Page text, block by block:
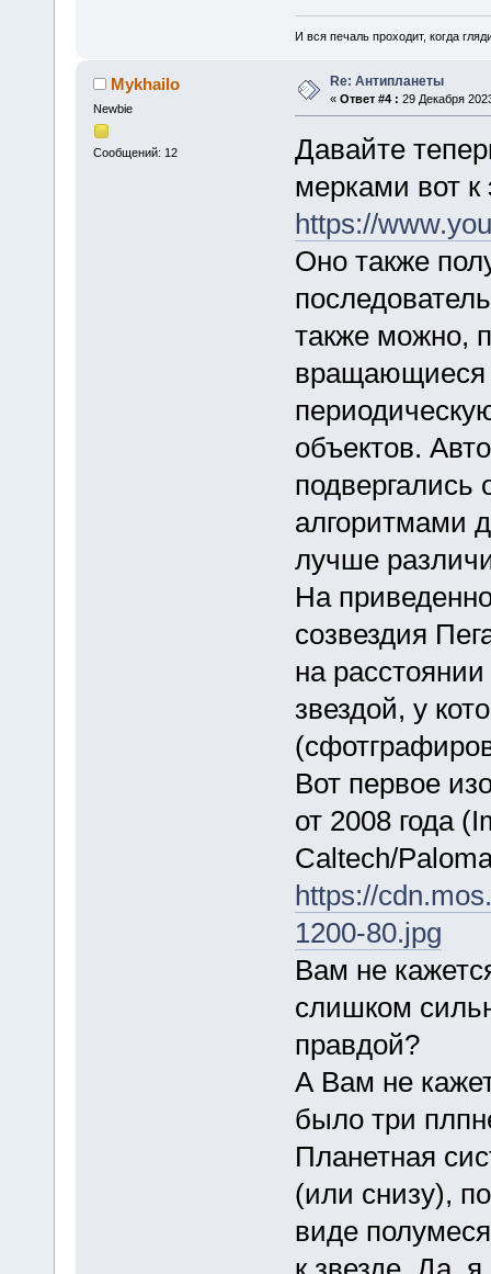
И вся печаль проходит, когда
Mykhailo
Newbie
Сообщений: 12
Re: Антипланеты
« Ответ #4 : 29 Декабря
Давайте
мерками вот к
https://
Оно также
также можно,
вращающиеся
объектов.
подвергались
алгоритмами
лучше
На
созвездия
на
звездой, у
Вот первое
от 2008 года
Caltech/
https://
1200-80.jpg
Вам не
слишком
правдой?
А Вам не
было три
Планетная
(или снизу),
виде